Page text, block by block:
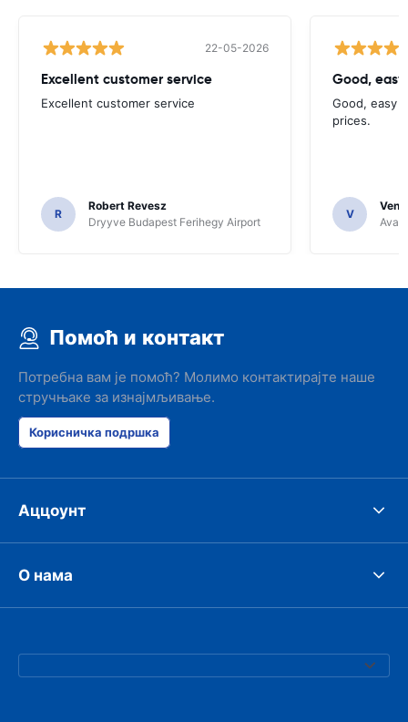
22-05-2026
Excellent customer service
Excellent customer service
R
Robert Revesz
Dryyve Budapest Ferihegy Airport
Good,
Good, easy
prices.
V
Помоћ и контакт
Потребна вам је помоћ? Молимо контактирајте наше
стручњаке за изнајмљивање.
Корисничка подршка
Аццоунт
О нама